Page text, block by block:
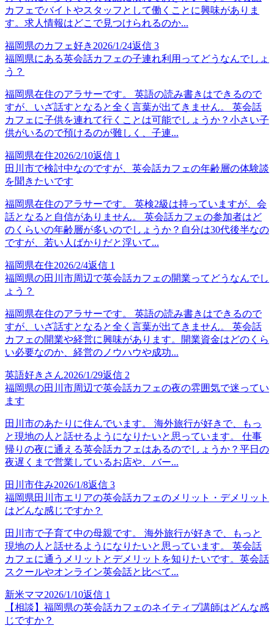
カフェでバイトやスタッフとして働くことに興味がありま
す。求人情報はどこで見つけられるのか...
福岡県のカフェ好き 2026/1/24返信 3
福岡県にある英会話カフェの子連れ利用ってどうなんでしょ
う？
福岡県在住のアラサーです。 英語の読み書きはできるので
すが、いざ話すとなると全く言葉が出てきません。 英会話
カフェに子供を連れて行くことは可能でしょうか？小さい子
供がいるので預けるのが難しく、子連...
福岡県在住2026/2/10返信 1
田川市で検討中なのですが、英会話カフェの年齢層の体験談
を聞きたいです
福岡県在住のアラサーです。 英検2級は持っていますが、会
話となると自信がありません。 英会話カフェの参加者はど
のくらいの年齢層が多いのでしょうか？自分は30代後半なの
ですが、若い人ばかりだと浮いて...
福岡県在住2026/2/4返信 1
福岡県の田川市周辺で英会話カフェの開業ってどうなんでし
ょう？
福岡県在住のアラサーです。 英語の読み書きはできるので
すが、いざ話すとなると全く言葉が出てきません。 英会話
カフェの開業や経営に興味があります。開業資金はどのくら
い必要なのか、経営のノウハウや成功...
英語好きさん2026/1/29返信 2
福岡県の田川市周辺で英会話カフェの夜の雰囲気で迷ってい
ます
田川市のあたりに住んでいます。 海外旅行が好きで、もっ
と現地の人と話せるようになりたいと思っています。 仕事
帰りの夜に通える英会話カフェはあるのでしょうか？平日の
夜遅くまで営業しているお店や、バー...
田川市住み2026/1/8返信 3
福岡県田川市エリアの英会話カフェのメリット・デメリット
はどんな感じですか？
田川市で子育て中の母親です。 海外旅行が好きで、もっと
現地の人と話せるようになりたいと思っています。 英会話
カフェに通うメリットとデメリットを知りたいです。英会話
スクールやオンライン英会話と比べて...
新米ママ2026/1/10返信 1
【相談】福岡県の英会話カフェのネイティブ講師はどんな感
じですか？